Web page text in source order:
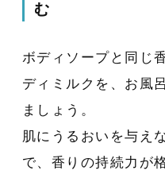
む
ボディソープと同じ
ディミルクを、お風
ましょう。
肌にうるおいを与え
で、香りの持続力が